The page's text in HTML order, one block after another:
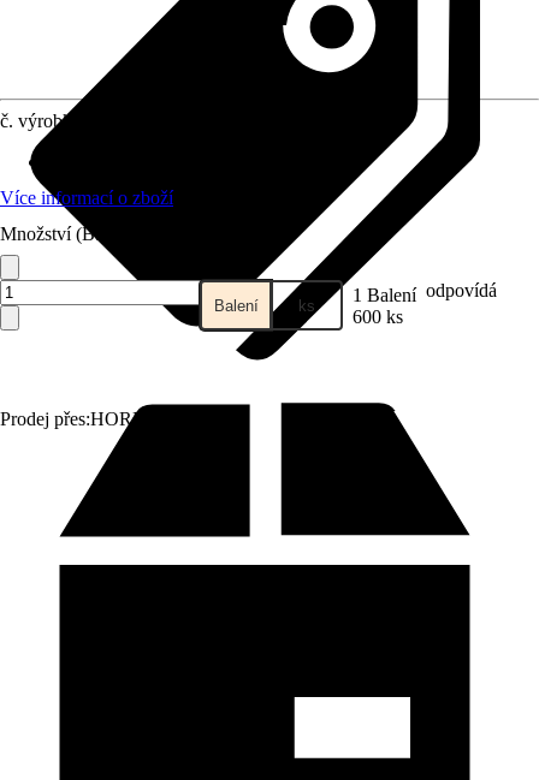
Prodej přes:HORNBACH
č. výrobku
Více informací o zboží
Množství (Balení)
Balení ks 1 Balení odpovídá
600 ks